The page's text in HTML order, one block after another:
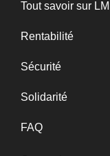
Tout savoir sur
Rentabilité
Sécurité
Solidarité
FAQ